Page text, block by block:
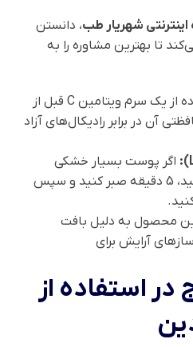
شهریار طب، دانستن
تا بهترین مشاوره را به
استفاده از یک سرم ویتامین C قبل از
آن در برابر رادیکال‌های آزاد
اگر پوست بسیار خشکی
دارید، ابتدا مرطوب‌کننده بزنید، 5 دقیقه صبر کنید و سپس
محصول به دلیل بافت
آرایش برای
در استفاده از